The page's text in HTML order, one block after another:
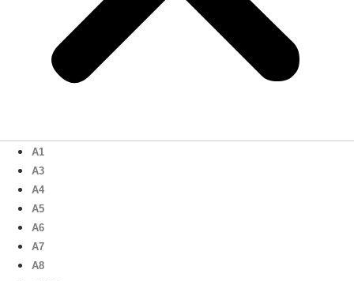
A1
A3
A4
A5
A6
A7
A8